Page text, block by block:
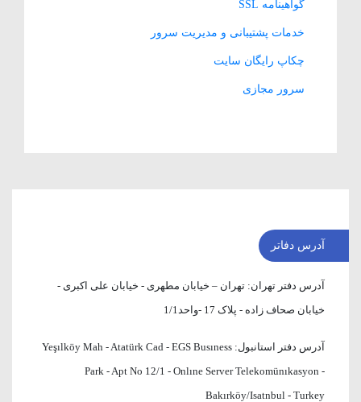
گواهینامه SSL
خدمات پشتیبانی و مدیریت سرور
چکاپ رایگان سایت
سرور مجازی
آدرس دفاتر
آدرس دفتر تهران: تهران – خیابان مطهری - خیابان علی اکبری -
خیابان صحاف زاده - پلاک 17 -واحد1/1
آدرس دفتر استانبول: Yeşılköy Mah - Atatürk Cad - EGS Busıness
Park - Apt No 12/1 - Onlıne Server Telekomünıkasyon -
Bakırköy/Isatnbul - Turkey